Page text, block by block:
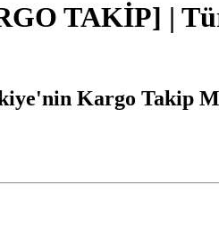
TAKİP] |
Kargo Takip